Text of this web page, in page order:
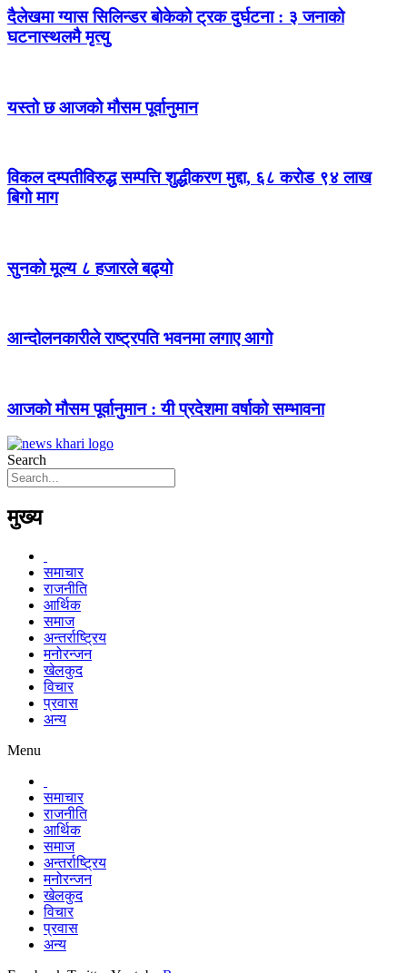
दैलेखमा ग्यास सिलिन्डर बोकेको ट्रक दुर्घटना : ३ जनाको
घटनास्थलमै मृत्यु
यस्तो छ आजको मौसम पूर्वानुमान
विकल दम्पतीविरुद्ध सम्पत्ति शुद्धीकरण मुद्दा, ६८ करोड ९४ लाख
बिगो माग
सुनको मूल्य ८ हजारले बढ्यो
आन्दोलनकारीले राष्ट्रपति भवनमा लगाए आगो
आजको मौसम पूर्वानुमान : यी प्रदेशमा वर्षाको सम्भावना
Search
मुख्य
समाचार
राजनीति
आर्थिक
समाज
अन्तर्राष्ट्रिय
मनोरन्जन
खेलकुद
विचार
प्रवास
अन्य
Menu
समाचार
राजनीति
आर्थिक
समाज
अन्तर्राष्ट्रिय
मनोरन्जन
खेलकुद
विचार
प्रवास
अन्य